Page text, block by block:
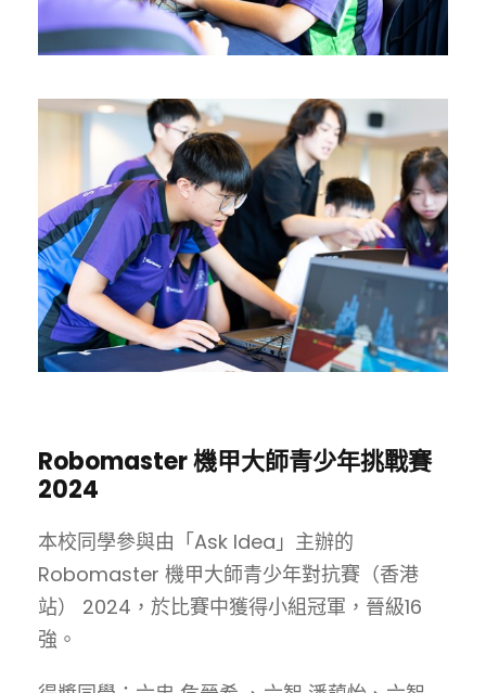
Robomaster 機甲大師青少年挑戰賽
2024
本校同學參與由「Ask Idea」主辦的
Robomaster 機甲大師青少年對抗賽（香港
站） 2024，於比賽中獲得小組冠軍，晉級16
強。